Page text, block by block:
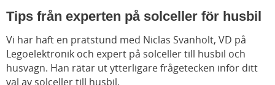
Tips från experten på solceller för husbil
Vi har haft en pratstund med Niclas Svanholt, VD på
Legoelektronik och expert på solceller till husbil och
husvagn. Han rätar ut ytterligare frågetecken inför ditt
val av solceller till husbil.